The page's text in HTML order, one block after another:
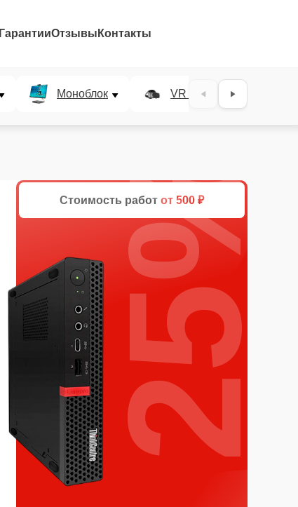
ГарантииОтзывы Контакты
Моноблок VR система
Стоимость работ от 500 ₽
25%